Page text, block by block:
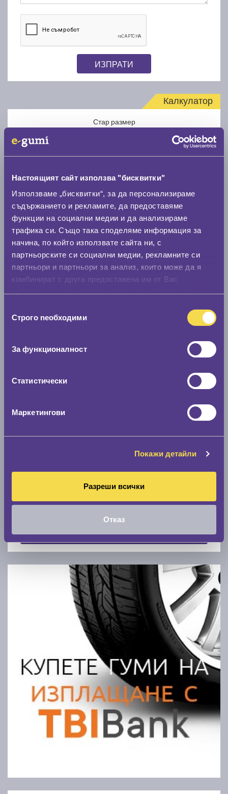
Настоящият сайт използва "бисквитки"
Използваме „бисквитки“, за да персонализираме
съдържанието и рекламите, да предоставяме
функции на социални медии и да анализираме
трафика си. Също така споделяме информация за
начина, по който използвате сайта ни, с
партньорските си социални медии, рекламните си
партньори и партньори за анализ, които може да я
комбинират с друга предоставена им от Вас
наСтрого nеобходими
За функционалност
Статистически
Маркетингови
Покажи детайли
Разреши всички
Отказ
ИЗПРАТИ
Калкулатор
Стар размер
Нов размер
Стар размер
0 мм.
Скоростомер при 100
Покажи гуми